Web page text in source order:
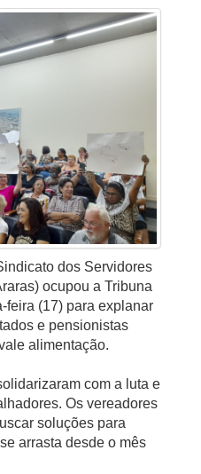
dos Servidores
ocupou a Tribuna
feira (17) para explanar
e pensionistas
alimentação.
com a luta e
Os vereadores
soluções para
arrasta desde o mês